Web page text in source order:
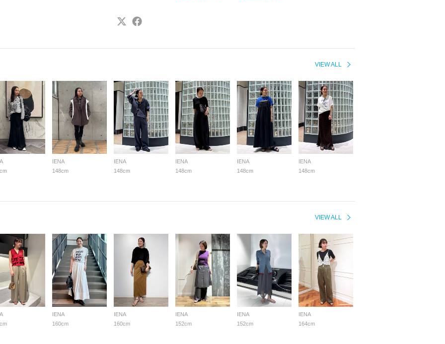
VIEW ALL
IENA
148cm
IENA
148cm
IENA
148cm
IENA
148cm
IENA
148cm
VIEW ALL
IENA
160cm
IENA
160cm
IENA
152cm
IENA
152cm
IENA
164cm